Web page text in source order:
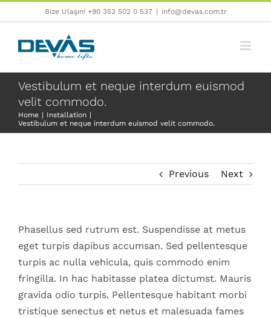
to
content
Bize Ulaşın! +90 352 502 0 537 | info@devas.com.tr
Vestibulum et neque interdum euismod
velit commodo.
Home
Installation
Vestibulum et neque interdum euismod velit commodo.
Previous Next
Phasellus sed rutrum est. Suspendisse at metus
eget turpis dapibus accumsan. Sed pellentesque
turpis ac nulla vehicula, quis commodo enim
fringilla. In hac habitasse platea dictumst. Mauris
gravida odio turpis. Pellentesque habitant morbi
tristique senectus et netus et malesuada fames